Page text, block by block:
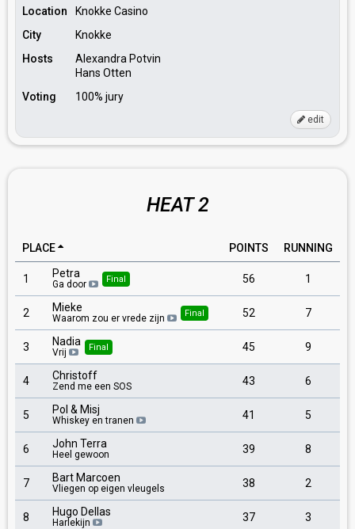
Location
Knokke Casino
City
Knokke
Hosts
Alexandra Potvin
Hans Otten
Voting
100% jury
edit
HEAT 2
PLACE POINTS RUNNING
1 Petra
Ga door Final 56 1
2 Mieke
Waarom zou er vrede zijn Final 52 7
3 Nadia
Vrij Final 45 9
4 Christoff
Zend me een SOS 43 6
5 Pol & Misj
Whiskey en tranen 41 5
6 John Terra
Heel gewoon 39 8
7 Bart Marcoen
Vliegen op eigen vleugels 38 2
8 Hugo Dellas
Harlekijn 37 3